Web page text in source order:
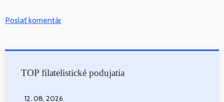
Poslať komentár
TOP filatelistické podujatia
12. 08. 2026